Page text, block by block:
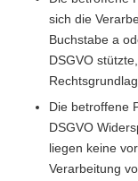
sich die
Buchstabe a
DSGVO
Die betroffene
DSGVO
liegen keine
Verarbeitung